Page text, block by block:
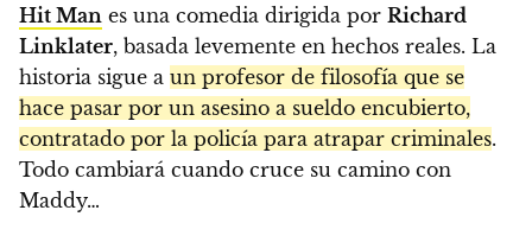
Hit Man es una comedia dirigida por Richard
Linklater, basada levemente en hechos reales. La
historia sigue a un profesor de filosofía que se
hace pasar por un asesino a sueldo encubierto,
contratado por la policía para atrapar criminales.
Todo cambiará cuando cruce su camino con
Maddy…